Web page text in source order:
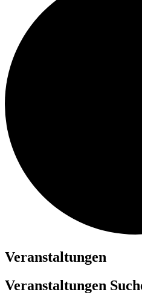
Veranstaltungen
Veranstaltungen